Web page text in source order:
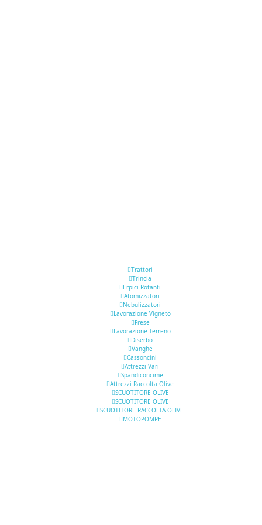
Trattori
Trincia
Erpici Rotanti
Atomizzatori
Nebulizzatori
Lavorazione Vigneto
Frese
Lavorazione Terreno
Diserbo
Vanghe
Cassoncini
Attrezzi Vari
Spandiconcime
Attrezzi Raccolta Olive
SCUOTITORE OLIVE
SCUOTITORE OLIVE
SCUOTITORE RACCOLTA OLIVE
MOTOPOMPE